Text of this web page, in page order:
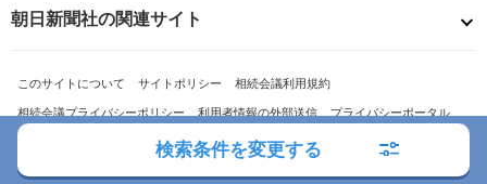
検索条件を変更する
朝日新聞社の関連サイト
このサイトについて サイトポリシー 相続会議利用規約
相続会議プライバシーポリシー 利用者情報の外部送信 プライバシーポータル
お問い合わせ